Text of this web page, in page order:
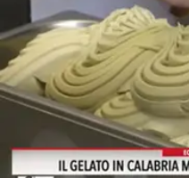
Sport
RUBRICHE
Good Morning Vietnam
Parchi Marini Calabria